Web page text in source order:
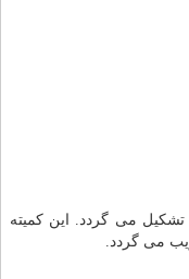
می گردد. این کمیته
می گردد.